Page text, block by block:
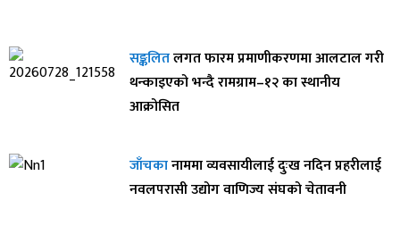
सङ्कलितलगत फारम प्रमाणीकरणमा आलटाल गरी
थन्काइएको भन्दै रामग्राम–१२ का स्थानीय
आक्रोसित
जाँचकानाममा व्यवसायीलाई दुःख नदिन प्रहरीलाई
नवलपरासी उद्योग वाणिज्य संघको चेतावनी